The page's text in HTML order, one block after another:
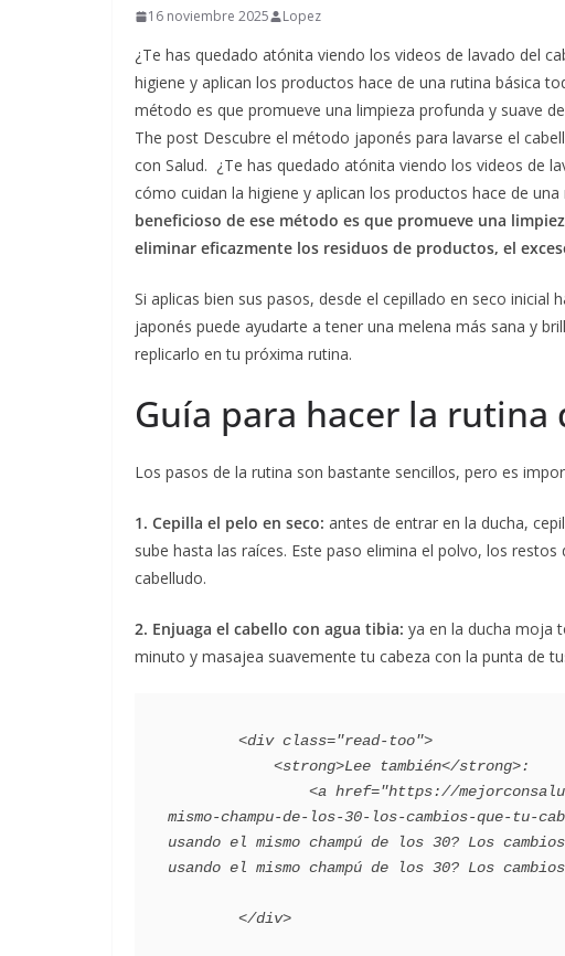
16 noviembre 2025 Lopez
¿Te has quedado atónita viendo los videos de lavado del
higiene y aplican los productos hace de una rutina básica
método es que promueve una limpieza profunda y suave
The post Descubre el método japonés para lavarse el
con Salud. ¿Te has quedado atónita viendo los videos de
cómo cuidan la higiene y aplican los productos hace de
beneficioso de ese método es que promueve una
eliminar eficazmente los residuos de productos, el
Si aplicas bien sus pasos, desde el cepillado en seco
japonés puede ayudarte a tener una melena más sana y
replicarlo en tu próxima rutina.
Guía para hacer la rutina
Los pasos de la rutina son bastante sencillos, pero es
1. Cepilla el pelo en seco: antes de entrar en la ducha,
sube hasta las raíces. Este paso elimina el polvo, los
cabelludo.
2. Enjuaga el cabello con agua tibia: ya en la ducha moja
minuto y masajea suavemente tu cabeza con la punta de
mismo-champu-de-los-30-los-cambios-que-
usando el mismo champú de los 30? Los
usando el mismo champú de los 30? Los